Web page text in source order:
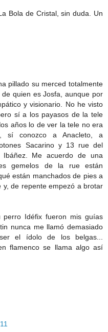
Bola de Cristal, sin duda. Un
pillado su merced totalmente
quien es Josfa, aunque por
y visionario. No he visto
sí a los payasos de la tele
años lo de ver la tele no era
sí conozco a Anacleto, a
Sacarino y 13 rue del
Me acuerdo de una
gemelos de la rue están
están manchados de pies a
de repente empezó a brotar
perro Idéfix fueron mis guías
nunca me llamó demasiado
el ídolo de los belgas...
flamenco se llama algo así